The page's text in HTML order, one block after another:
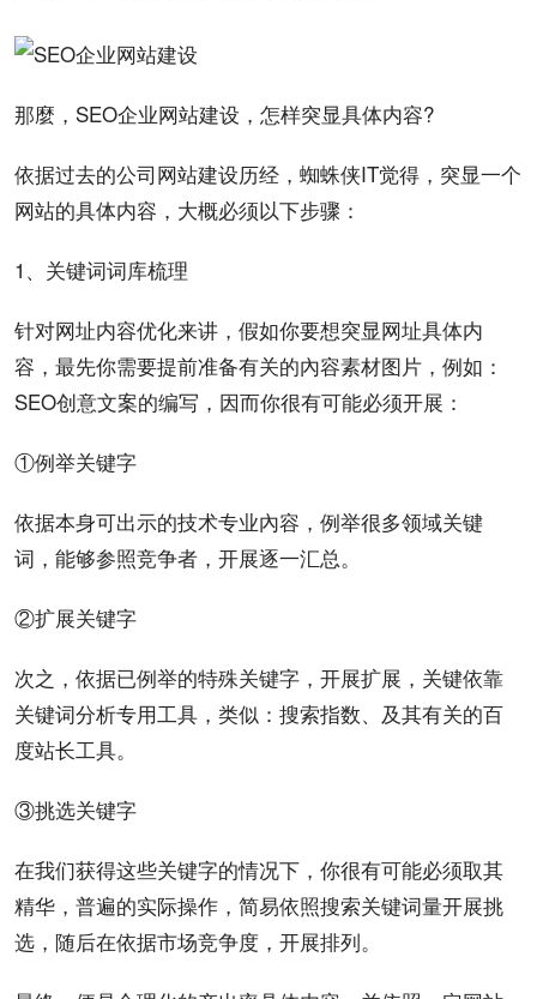
那麼， SEO企业网站建设 ，怎样突显具体内容?
依据过去的公司网站建设历经，蜘蛛侠IT觉得，突显一个
网站的具体内容，大概必须以下步骤 ：
1、 关键词词库梳理
针对网址内容优化来讲，假如你要想突显网址具体内
容，最先你需要提前准备有关的內容素材图片，例如：
SEO创意文案的编写，因而你很有可能必须开展：
①例举关键字
依据本身可出示的技术专业內容，例举很多领域关键
词，能够参照竞争者，开展逐一汇总。
②扩展关键字
次之，依据已例举的特殊关键字，开展扩展，关键依靠
关键词分析专用工具，类似： 搜索指数、及其有关的百
度站长工具。
③挑选关键字
在我们获得这些关键字的情况下，你很有可能必须取其
精华，普遍的实际操作，简易依照搜索关键词量开展挑
选，随后在依据市场竞争度，开展排列。